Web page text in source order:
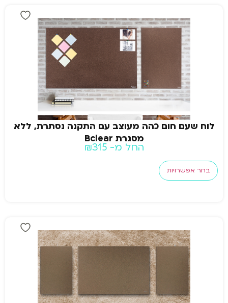
לוח שעם חום כהה מעוצב עם התקנה נסתרת, ללא
מסגרת Bclear
החל מ- ₪315
בחר אפשרויות